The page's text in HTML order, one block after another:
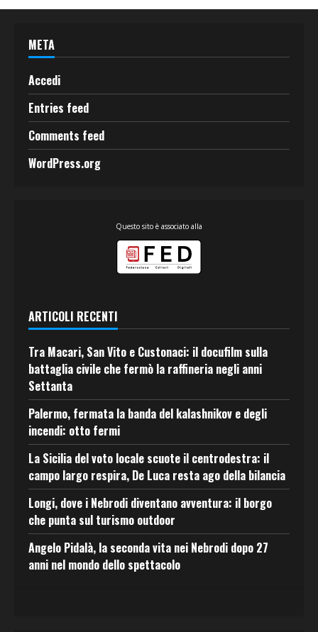
META
Accedi
Entries feed
Comments feed
WordPress.org
Questo sito è associato alla
ARTICOLI RECENTI
Tra Macari, San Vito e Custonaci: il docufilm sulla
battaglia civile che fermò la raffineria negli anni
Settanta
Palermo, fermata la banda del kalashnikov e degli
incendi: otto fermi
La Sicilia del voto locale scuote il centrodestra: il
campo largo respira, De Luca resta ago della bilancia
Longi, dove i Nebrodi diventano avventura: il borgo
che punta sul turismo outdoor
Angelo Pidalà, la seconda vita nei Nebrodi dopo 27
anni nel mondo dello spettacolo